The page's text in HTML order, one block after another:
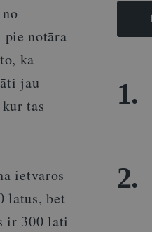
pie notāra
ka
jau
tas
ietvaros
latus, bet
ir 300 lati
1.
2.